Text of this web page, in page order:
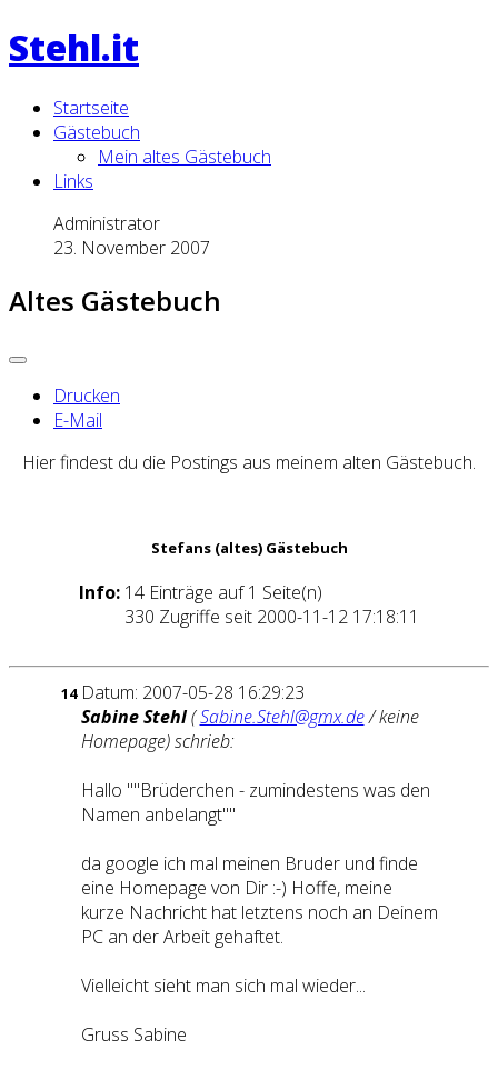
Stehl.it
Startseite
Gästebuch
Mein altes Gästebuch
Links
Administrator
23. November 2007
Altes Gästebuch
Drucken
E-Mail
Hier findest du die Postings aus meinem alten Gästebuch.
Stefans (altes) Gästebuch
Info: 14 Einträge auf 1 Seite(n)
330 Zugriffe seit 2000-11-12 17:18:11
14 Datum: 2007-05-28 16:29:23
Sabine Stehl(Sabine.Stehl@gmx.de/ keine
Homepage) schrieb:
Hallo ""Brüderchen - zumindestens was den
Namen anbelangt""
da google ich mal meinen Bruder und finde
eine Homepage von Dir :-) Hoffe, meine
kurze Nachricht hat letztens noch an Deinem
PC an der Arbeit gehaftet.
Vielleicht sieht man sich mal wieder...
Gruss Sabine